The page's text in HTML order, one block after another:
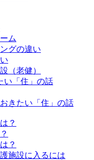
ム
グの違い
（老健）
い「住」の話
きたい「住」の話
？
？
施設に入るには